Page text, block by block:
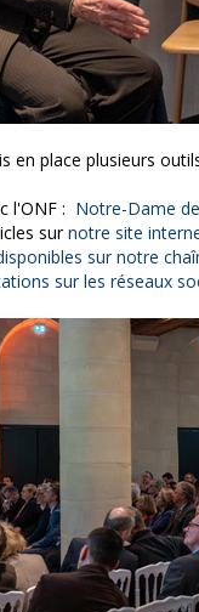
en place plusieurs
l'ONF : Notre-Dame
surnotre site
sur notre
sur les réseaux